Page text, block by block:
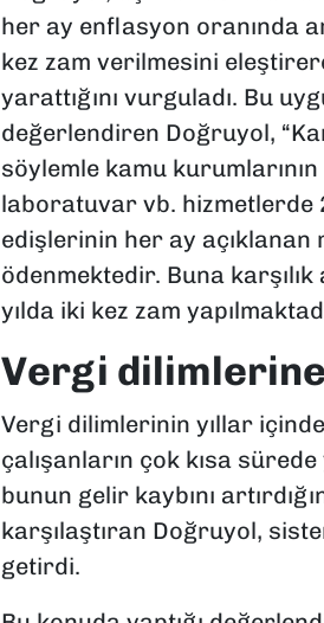
her ay enflasyon oranında
kez zam verilmesini
yarattığını vurguladı. Bu
değerlendiren Doğruyol,
söylemle kamu
laboratuvar vb. hizmetlerde
edişlerinin her ay açıklanan
ödenmektedir. Buna
yılda iki kez zam
Vergi
Vergi dilimlerinin yıllar
çalışanların çok kısa
bunun gelir kaybını
karşılaştıran Doğruyol,
getirdi.